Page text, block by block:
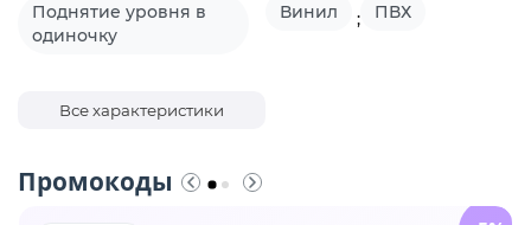
Поднятие уровня в
одиночку
Винил ; ПВХ
Все характеристики
Промокоды